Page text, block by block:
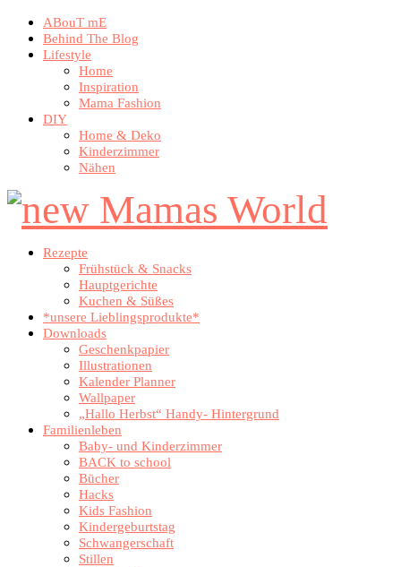
ABouT mE
Behind The Blog
Lifestyle
Home
Inspiration
Mama Fashion
DIY
Home & Deko
Kinderzimmer
Nähen
Rezepte
Frühstück & Snacks
Hauptgerichte
Kuchen & Süßes
*unsere Lieblingsprodukte*
Downloads
Geschenkpapier
Illustrationen
Kalender Planner
Wallpaper
„Hallo Herbst“ Handy- Hintergrund
Familienleben
Baby- und Kinderzimmer
BACK to school
Bücher
Hacks
Kids Fashion
Kindergeburtstag
Schwangerschaft
Stillen